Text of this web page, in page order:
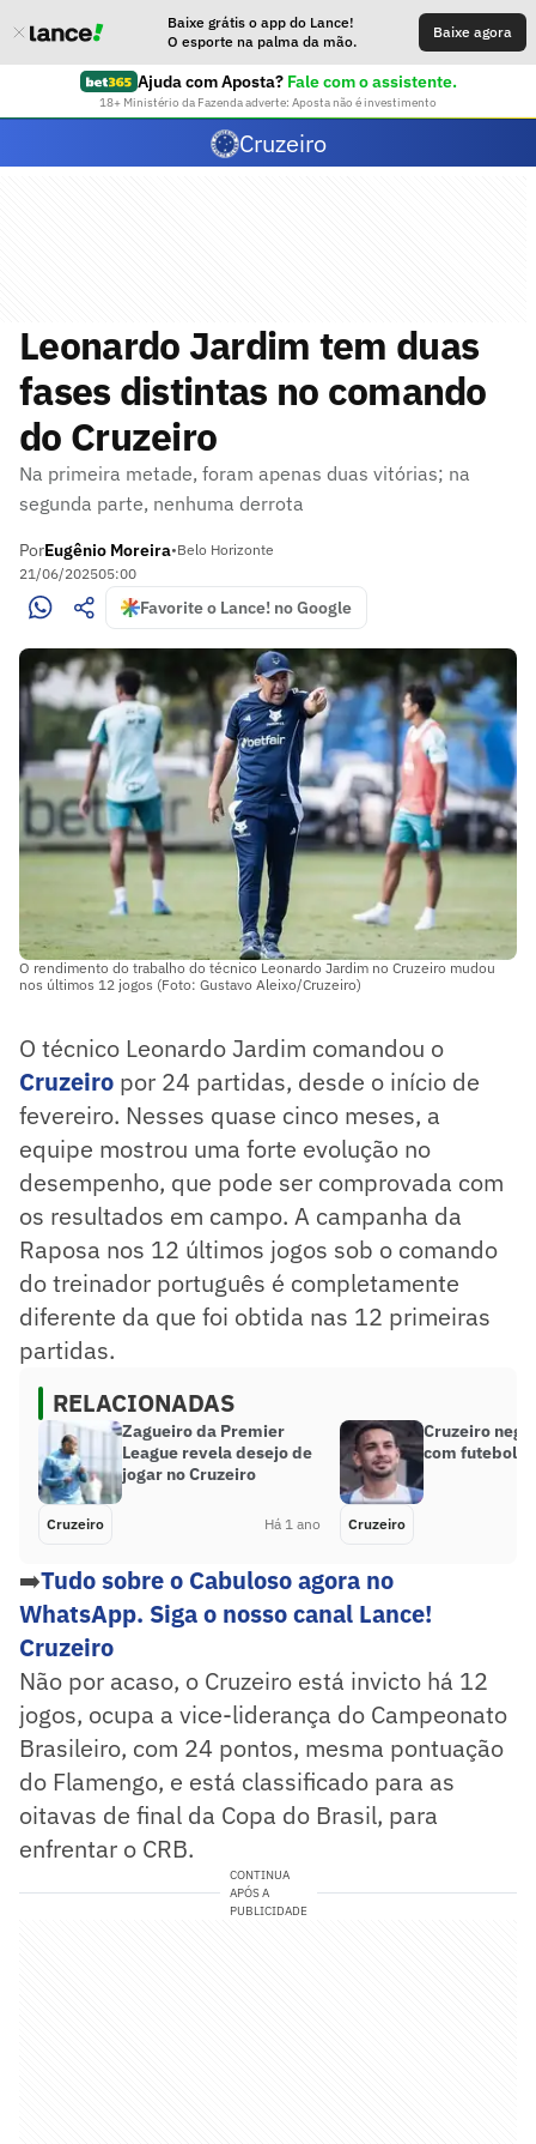
Baixe grátis o app do Lance!
O esporte na palma da mão.
Baixe agora
Ajuda com Aposta? Fale com o assistente.
18+ Ministério da Fazenda adverte: Aposta não é investimento
Cruzeiro
Leonardo Jardim tem duas
fases distintas no comando
do Cruzeiro
Na primeira metade, foram apenas duas vitórias; na
segunda parte, nenhuma derrota
PorEugênio Moreira•Belo Horizonte
21/06/202505:00
Favorite o Lance! no Google
O rendimento do trabalho do técnico Leonardo Jardim no Cruzeiro mudou
nos últimos 12 jogos (Foto: Gustavo Aleixo/Cruzeiro)
O técnico Leonardo Jardim comandou o
Cruzeiro por 24 partidas, desde o início de
fevereiro. Nesses quase cinco meses, a
equipe mostrou uma forte evolução no
desempenho, que pode ser comprovada com
os resultados em campo. A campanha da
Raposa nos 12 últimos jogos sob o comando
do treinador português é completamente
diferente da que foi obtida nas 12 primeiras
partidas.
RELACIONADAS
Zagueiro da Premier
League revela desejo de
jogar no Cruzeiro
Cruzeiro Há 1 ano
Cruzeiro
com futebol
Cruzeiro
➡️Tudo sobre o Cabuloso agora no
WhatsApp. Siga o nosso canal Lance!
Cruzeiro
Não por acaso, o Cruzeiro está invicto há 12
jogos, ocupa a vice-liderança do Campeonato
Brasileiro, com 24 pontos, mesma pontuação
do Flamengo, e está classificado para as
oitavas de final da Copa do Brasil, para
enfrentar o CRB.
CONTINUA
APÓS A
PUBLICIDADE